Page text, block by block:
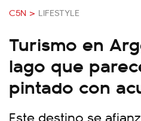
C5N > LIFESTYLE
Turismo en
lago que
pintado con
Este destino se